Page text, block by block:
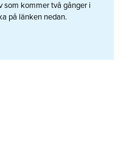
som kommer två gånger i
på länken nedan.